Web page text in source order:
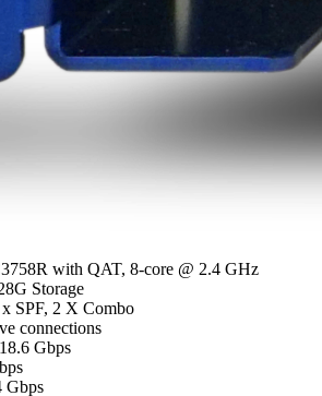
with QAT, 8-core @ 2.4 GHz
Storage
SPF, 2 X Combo
connections
Gbps
Gbps